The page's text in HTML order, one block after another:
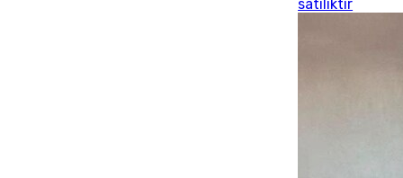
satılıktır